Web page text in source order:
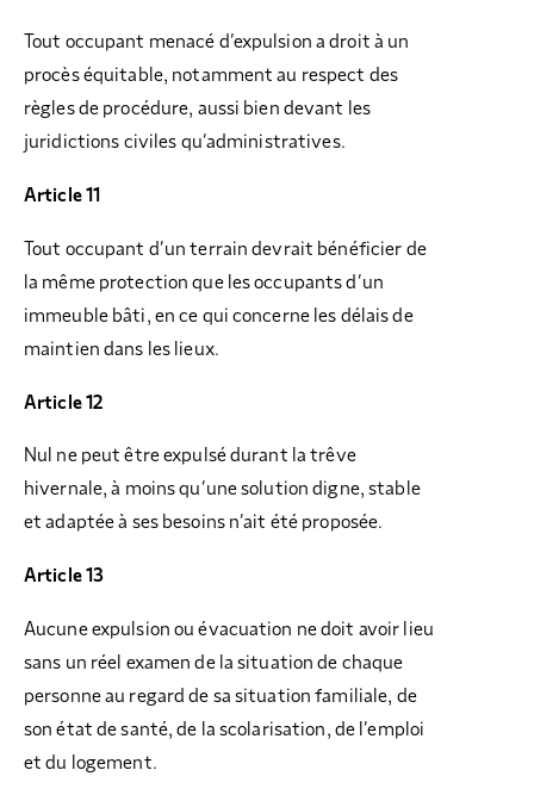
Tout occupant menacé d’expulsion a droit à un
procès équitable, notamment au respect des
règles de procédure, aussi bien devant les
juridictions civiles qu’administratives.
Article 11
Tout occupant d’un terrain devrait bénéficier de
la même protection que les occupants d’un
immeuble bâti, en ce qui concerne les délais de
maintien dans les lieux.
Article 12
Nul ne peut être expulsé durant la trêve
hivernale, à moins qu’une solution digne, stable
et adaptée à ses besoins n’ait été proposée.
Article 13
Aucune expulsion ou évacuation ne doit avoir lieu
sans un réel examen de la situation de chaque
personne au regard de sa situation familiale, de
son état de santé, de la scolarisation, de l’emploi
et du logement.